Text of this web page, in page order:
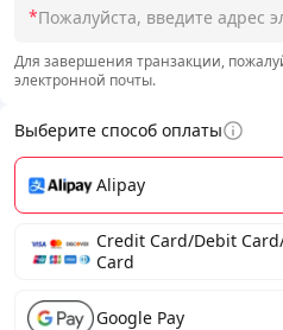
*
Для завершения транзакции,
электронной почты.
Выберите способ оплаты
Alipay
Credit Card/Debit
Card
Google Pay